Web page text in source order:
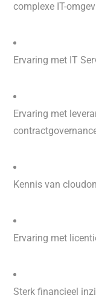
complexe IT-
Ervaring met IT
Ervaring met
Kennis van
Ervaring met
Sterk financieel